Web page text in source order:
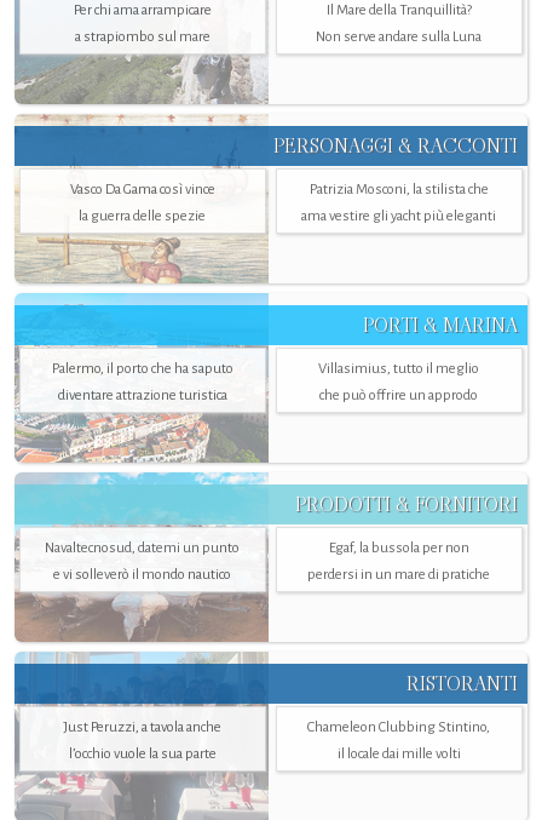
Per chi ama arrampicare
a strapiombo sul mare
Il Mare della Tranquillità?
Non serve andare sulla Luna
PERSONAGGI & RACCONTI
Vasco Da Gama così vince
la guerra delle spezie
Patrizia Mosconi, la stilista che
ama vestire gli yacht più eleganti
PORTI & MARINA
Palermo, il porto che ha saputo
diventare attrazione turistica
Villasimius, tutto il meglio
che può offrire un approdo
PRODOTTI & FORNITORI
Navaltecnosud, datemi un punto
e vi solleverò il mondo nautico
Egaf, la bussola per non
perdersi in un mare di pratiche
RISTORANTI
Just Peruzzi, a tavola anche
l’occhio vuole la sua parte
Chameleon Clubbing Stintino,
il locale dai mille volti